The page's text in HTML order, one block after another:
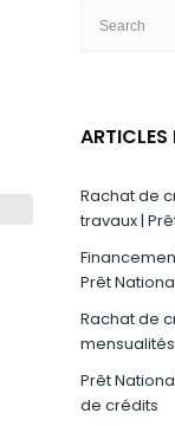
ARTICLES
Rachat de
travaux |
Prêt
Rachat de
mensualités
Prêt
de crédits